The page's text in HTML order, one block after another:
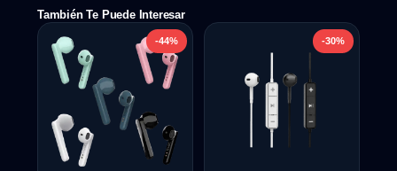
También Te Puede Interesar
-44% -30%